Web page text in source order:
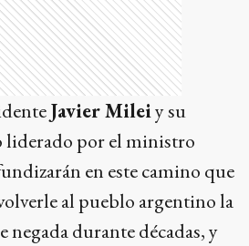
Javier Mileiy su
liderado por el ministro
en este camino que
al pueblo argentino la
durante décadas, y